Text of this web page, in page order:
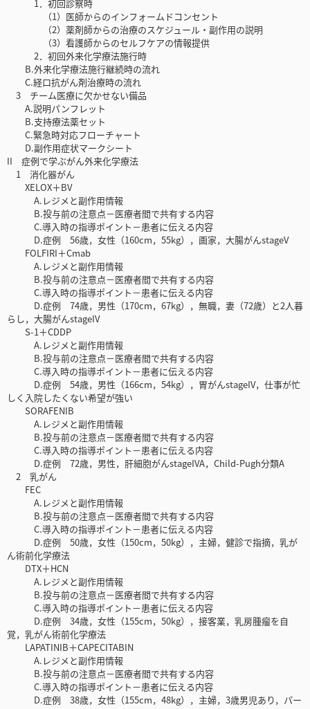
1．初回診察時
（1）医師からのインフォームドコンセント
（2）薬剤師からの治療のスケジュール・副作用の説明
（3）看護師からのセルフケアの情報提供
2．初回外来化学療法施行時
B.外来化学療法施行継続時の流れ
C.経口抗がん剤治療時の流れ
3 チーム医療に欠かせない備品
A.説明パンフレット
B.支持療法薬セット
C.緊急時対応フローチャート
D.副作用症状マークシート
II 症例で学ぶがん外来化学療法
1 消化器がん
XELOX＋BV
A.レジメと副作用情報
B.投与前の注意点－医療者間で共有する内容
C.導入時の指導ポイント－患者に伝える内容
D.症例 56歳，女性（160cm，55kg），画家，大腸がんstageV
FOLFIRI＋Cmab
A.レジメと副作用情報
B.投与前の注意点－医療者間で共有する内容
C.導入時の指導ポイント－患者に伝える内容
D.症例 74歳，男性（170cm，67kg），無職，妻（72歳）と2人暮
らし，大腸がんstageIV
S-1＋CDDP
A.レジメと副作用情報
B.投与前の注意点－医療者間で共有する内容
C.導入時の指導ポイント－患者に伝える内容
D.症例 54歳，男性（166cm，54kg），胃がんstageIV，仕事が忙
しく入院したくない希望が強い
SORAFENIB
A.レジメと副作用情報
B.投与前の注意点－医療者間で共有する内容
C.導入時の指導ポイント－患者に伝える内容
D.症例 72歳，男性，肝細胞がんstageIVA，Child-Pugh分類A
2 乳がん
FEC
A.レジメと副作用情報
B.投与前の注意点－医療者間で共有する内容
C.導入時の指導ポイント－患者に伝える内容
D.症例 50歳，女性（150cm，50kg），主婦，健診で指摘，乳が
ん術前化学療法
DTX＋HCN
A.レジメと副作用情報
B.投与前の注意点－医療者間で共有する内容
C.導入時の指導ポイント－患者に伝える内容
D.症例 34歳，女性（155cm，50kg），接客業，乳房腫瘤を自
覚，乳がん術前化学療法
LAPATINIB＋CAPECITABIN
A.レジメと副作用情報
B.投与前の注意点－医療者間で共有する内容
C.導入時の指導ポイント－患者に伝える内容
D.症例 38歳，女性（155cm，48kg），主婦，3歳男児あり，パー